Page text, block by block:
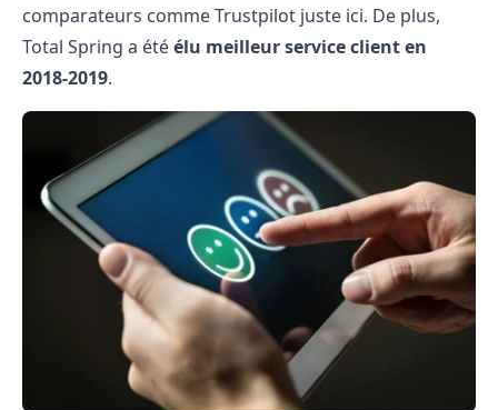
comparateurs comme Trustpilot juste ici. De plus,
Total Spring a étéélu meilleur service client en
2018-2019.